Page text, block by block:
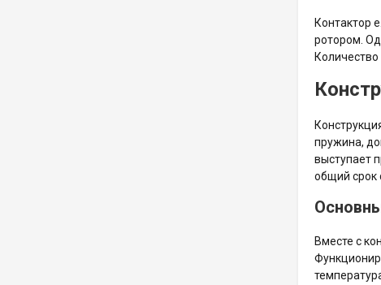
Контактор
ротором.
пружина,
выступает
общий срок
Вместе с